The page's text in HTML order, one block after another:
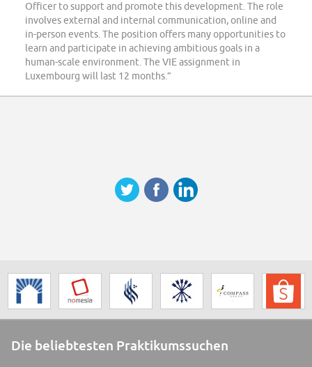
Officer to support and promote this development. The role
involves external and internal communication, online and
in-person events. The position offers many opportunities to
learn and participate in achieving ambitious goals in a
human-scale environment. The VIE assignment in
Luxembourg will last 12 months.”
Die beliebtesten Praktikumssuchen